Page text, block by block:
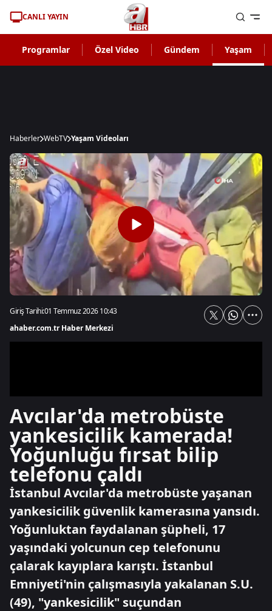
CANLI YAYIN
Programlar Özel Video Gündem Yaşam
Haberler WebTV Yaşam Videoları
Giriş Tarihi:01 Temmuz 2026 10:43
ahaber.com.tr Haber Merkezi
Avcılar'da metrobüste
yankesicilik kamerada!
Yoğunluğu fırsat bilip
telefonu çaldı
İstanbul Avcılar'da metrobüste yaşanan
yankesicilik güvenlik kamerasına yansıdı.
Yoğunluktan faydalanan şüpheli, 17
yaşındaki yolcunun cep telefonunu
çalarak kayıplara karıştı. İstanbul
Emniyeti'nin çalışmasıyla yakalanan S.U.
(49), "yankesicilik" suçundan